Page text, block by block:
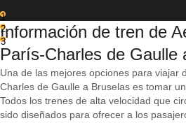
1
2
3
Información de tren de
París-Charles de Gaulle
Una de las mejores opciones para viajar
Charles de Gaulle a Bruselas es tomar
Todos los trenes de alta velocidad que
sido diseñados para ofrecer a los